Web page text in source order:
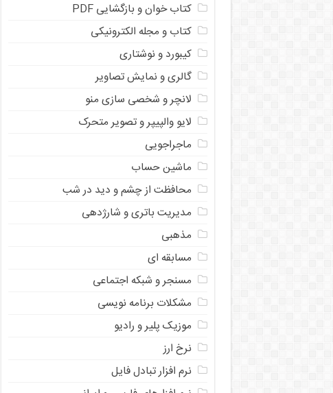
کتاب خوان و بازگشایی PDF
کتاب و مجله الکترونیکی
کیبورد و نوشتاری
گالری و نمایش تصاویر
لانچر و شخصی سازی منو
لایو والپیپر و تصویر متحرک
ماجراجویی
ماشین حساب
محافظت از چشم و دید در شب
مدیریت باتری و شارژدهی
مذهبی
مسابقه ای
مسنجر و شبکه اجتماعی
مشکلات برنامه نویسی
موزیک پلیر و رادیو
نرخ ارز
ﻧﺮﻡ ﺍﻓﺰﺍﺭ ﺗﺒﺎﺩﻝ ﻓﺎﻳﻞ